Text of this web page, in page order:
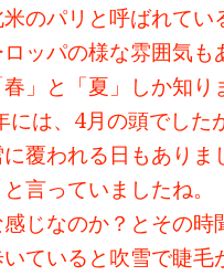
のパリと呼ばれて
ッパの様な雰囲気
」と「夏」しか知り
は、4月の頭でした
覆われる日もあり
言っていましたね。
じなのか？とその
ていると吹雪で睫